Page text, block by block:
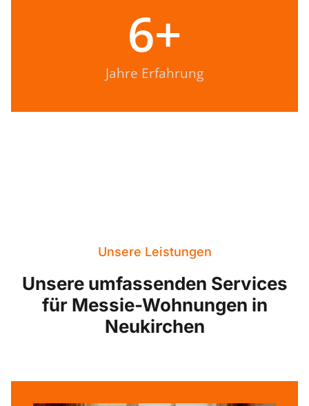
Jahre Erfahrung
6+
Unsere Leistungen
Unsere umfassenden Services
für Messie-Wohnungen in
Neukirchen